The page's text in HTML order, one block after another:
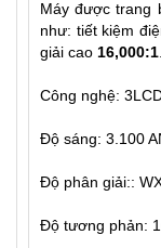
Máy được trang
như: tiết kiệm
giải cao 16,000:1
Công nghệ:
Độ sáng: 3.100
Độ phân giải::
Độ tương phản: